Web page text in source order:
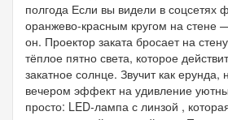
полгода Если вы видели в соцсетях
оранжево-красным кругом на стене
он. Проектор заката бросает на
тёплое пятно света, которое
закатное солнце. Звучит как
вечером эффект на удивление
просто: LED-лампа с линзой ,